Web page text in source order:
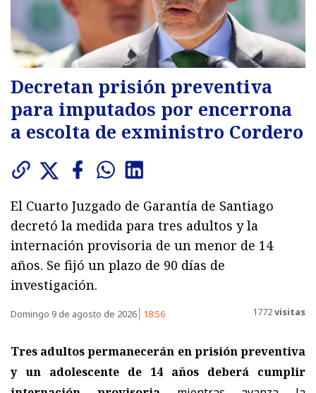
Decretan prisión preventiva
para imputados por encerrona
a escolta de exministro Cordero
El Cuarto Juzgado de Garantía de Santiago
decretó la medida para tres adultos y la
internación provisoria de un menor de 14
años. Se fijó un plazo de 90 días de
investigación.
Domingo 9 de agosto de 2026 18:56 1772visitas
Tres adultos permanecerán en prisión preventiva
y un adolescente de 14 años deberá cumplir